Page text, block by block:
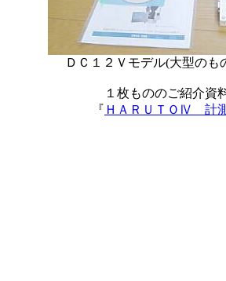
ＤＣ１２Ｖモデル(大型のも
１枚もののご紹介資
『 ＨＡＲＵＴＯⅣ 計